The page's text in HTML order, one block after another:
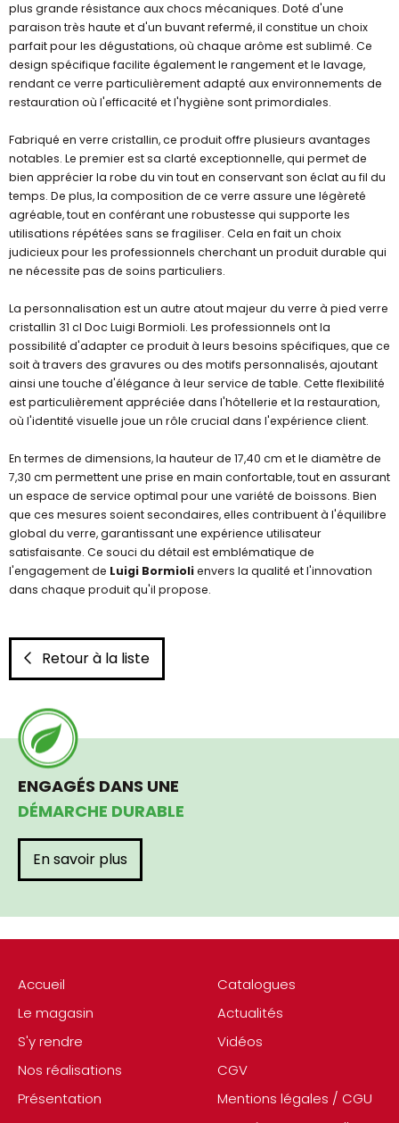
plus grande résistance aux chocs mécaniques. Doté d'une
paraison très haute et d'un buvant refermé, il constitue un choix
parfait pour les dégustations, où chaque arôme est sublimé. Ce
design spécifique facilite également le rangement et le lavage,
rendant ce verre particulièrement adapté aux environnements de
restauration où l'efficacité et l'hygiène sont primordiales.
Fabriqué en verre cristallin, ce produit offre plusieurs avantages
notables. Le premier est sa clarté exceptionnelle, qui permet de
bien apprécier la robe du vin tout en conservant son éclat au fil du
temps. De plus, la composition de ce verre assure une légèreté
agréable, tout en conférant une robustesse qui supporte les
utilisations répétées sans se fragiliser. Cela en fait un choix
judicieux pour les professionnels cherchant un produit durable qui
ne nécessite pas de soins particuliers.
La personnalisation est un autre atout majeur du verre à pied verre
cristallin 31 cl Doc Luigi Bormioli. Les professionnels ont la
possibilité d'adapter ce produit à leurs besoins spécifiques, que ce
soit à travers des gravures ou des motifs personnalisés, ajoutant
ainsi une touche d'élégance à leur service de table. Cette flexibilité
est particulièrement appréciée dans l'hôtellerie et la restauration,
où l'identité visuelle joue un rôle crucial dans l'expérience client.
En termes de dimensions, la hauteur de 17,40 cm et le diamètre de
7,30 cm permettent une prise en main confortable, tout en assurant
un espace de service optimal pour une variété de boissons. Bien
que ces mesures soient secondaires, elles contribuent à l'équilibre
global du verre, garantissant une expérience utilisateur
satisfaisante. Ce souci du détail est emblématique de
l'engagement de Luigi Bormiolienvers la qualité et l'innovation
dans chaque produit qu'il propose.
Retour à la liste
Accueil
Le magasin
S'y rendre
Nos réalisations
Présentation
Catalogues
Actualités
Vidéos
CGV
Mentions légales / CGU
ENGAGÉS DANS UNE
DÉMARCHE DURABLE
En savoir plus